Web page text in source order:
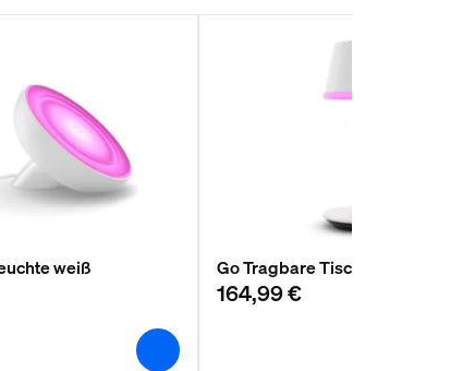
weiß Go Tragbare Tischleuchte weiß
164,99 €